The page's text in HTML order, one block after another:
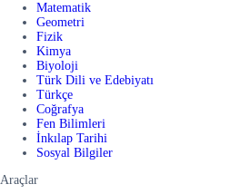
Matematik
Geometri
Fizik
Kimya
Biyoloji
Türk Dili ve Edebiyatı
Türkçe
Coğrafya
Fen Bilimleri
İnkılap Tarihi
Sosyal Bilgiler
Araçlar